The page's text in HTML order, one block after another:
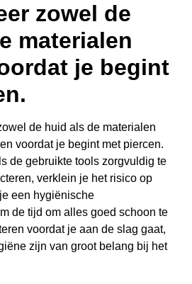
zowel de
materialen
je begint
de huid als de materialen
voordat je begint met piercen.
de gebruikte tools zorgvuldig te
verklein je het risico op
een hygiënische
de tijd om alles goed schoon te
voordat je aan de slag gaat,
zijn van groot belang bij het